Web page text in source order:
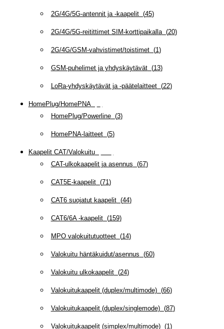
2G/4G/5G-antennit ja -kaapelit(45)
2G/4G/5G-reitittimet SIM-korttipaikalla(20)
2G/4G/GSM-vahvistimet/toistimet(1)
GSM-puhelimet ja yhdyskäytävät(13)
LoRa-yhdyskäytävät ja -päätelaitteet(22)
HomePlug/HomePNA(
HomePlug/Powerline(3)
HomePNA-laitteet(5)
Kaapelit CAT/Valokuitu(
CAT-ulkokaapelit ja asennus (67)
CAT5E-kaapelit(71)
CAT6 suojatut kaapelit(44)
CAT6/6A -kaapelit(159)
MPO valokuitutuotteet(14)
Valokuitu häntäkuidut/asennus (60)
Valokuitu ulkokaapelit(24)
Valokuitukaapelit (duplex/multimode)(66)
Valokuitukaapelit (duplex/singlemode)(87)
Valokuitukaapelit (simplex/multimode)(1)